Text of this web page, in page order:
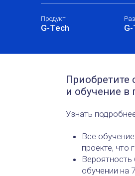
Продукт
G-Tech
Приобретите
и обучение в
Узнать
Все
проекте, что
обучении на